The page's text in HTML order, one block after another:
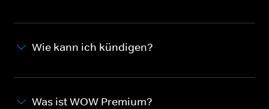
Wie kann ich kündigen?
Was ist WOW Premium?